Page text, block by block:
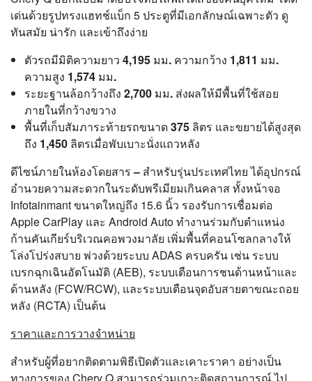
เด่นด้วยรูปทรงแฮทช์แบ็ก 5 ประตูที่มีเอกลักษณ์เฉพาะตัว ดู
ทันสมัย น่ารัก และเข้าถึงง่าย
ตัวรถมีมิติความยาว 4,195 มม. ความกว้าง 1,811 มม.
ความสูง 1,574 มม.
ระยะฐานล้อกว้างถึง 2,700 มม. ส่งผลให้มีพื้นที่ใช้สอย
ภายในที่กว้างขวาง
พื้นที่เก็บสัมภาระท้ายรถขนาด375 ลิตร และขยายได้สูงสุด
ถึง 1,450 ลิตรเมื่อพับเบาะนั่งแถวหลัง
ดีไซน์ภายในห้องโดยสาร – สำหรับรุ่นประเทศไทย ได้อุปกรณ์
อำนวยความสะดวกในระดับพรีเมียมเกินคลาส ทั้งหน้าจอ
Infotainmant ขนาดใหญ่ถึง 15.6 นิ้ว รองรับการเชื่อมต่อ
Apple CarPlay และ Android Auto ทำงานร่วมกับตำแหน่ง
ก้านคันเกียร์บริเวณคอพวงมาลัย เพิ่มพื้นที่คอนโซลกลางให้
โล่งโปร่งสบาย พ่วงด้วยระบบ ADAS ครบครัน เช่น ระบบ
เบรกฉุกเฉินอัตโนมัติ (AEB), ระบบเตือนการชนด้านหน้าและ
ด้านหลัง (FCW/RCW), และระบบเตือนจุดอับสายตาขณะถอย
หลัง (RCTA) เป็นต้น
ราคาและการวางจำหน่าย
สำหรับผู้ที่อยากติดตามพิธีเปิดตัวและเคาะราคา อย่างเป็น
ทางการของ Chery Q สามารถร่วมเกาะติดสถานการณ์ ไป